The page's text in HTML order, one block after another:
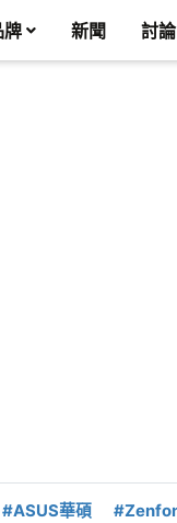
牌 新聞 討論
#ASUS華碩